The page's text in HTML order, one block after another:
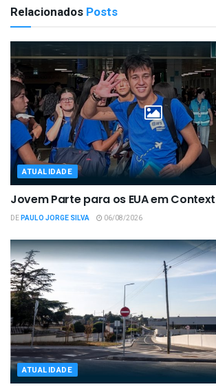
Relacionados Posts
ATUALIDADE
Jovem Parte para os EUA em
DEPAULO JORGE SILVA 06/08/2026
ATUALIDADE